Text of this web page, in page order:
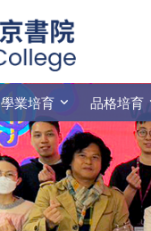
學業培育 品格培育